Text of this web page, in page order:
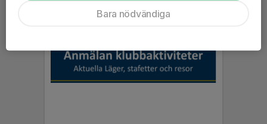
Bara nödvändiga